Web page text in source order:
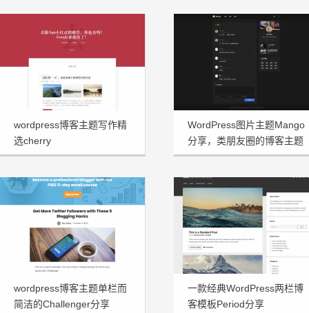
wordpress博客主题写作精
选cherry
WordPress图片主题Mango
分享，类朋友圈的博客主题
wordpress博客主题单栏而
简洁的Challenger分享
一款经典WordPress两栏博
客模板Period分享